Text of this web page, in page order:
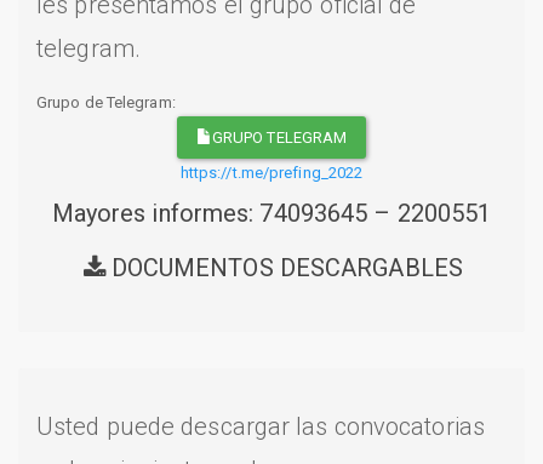
telegram.
Grupo de Telegram:
GRUPO TELEGRAM
https://t.me/prefing_2022
Mayores informes: 74093645 – 2200551
DOCUMENTOS DESCARGABLES
Usted puede descargar las convocatorias